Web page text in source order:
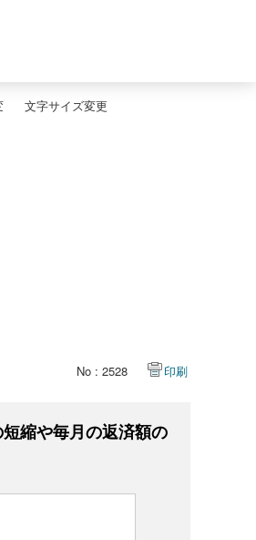
文字サイズ変更
No : 2528 印刷
縮や毎月の返済額の